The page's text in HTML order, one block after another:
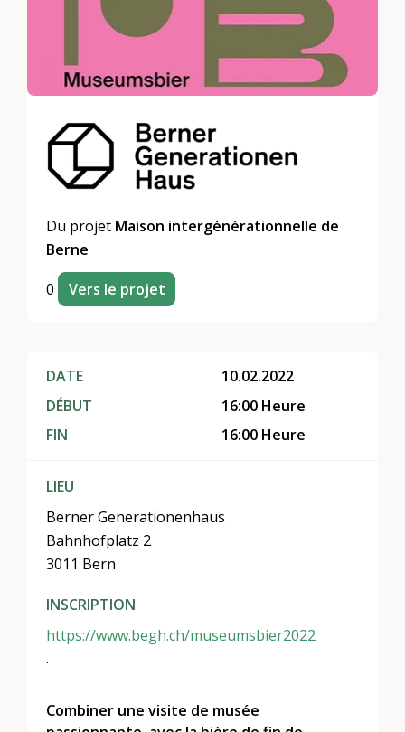
Du projet Maison intergénérationnelle de
Berne
0 Vers le projet
DATE
DÉBUT
FIN
10.02.2022
16:00 Heure
16:00 Heure
LIEU
Berner Generationenhaus
Bahnhofplatz 2
3011 Bern
INSCRIPTION
https://www.begh.ch/museumsbier2022
.
Combiner une visite de musée